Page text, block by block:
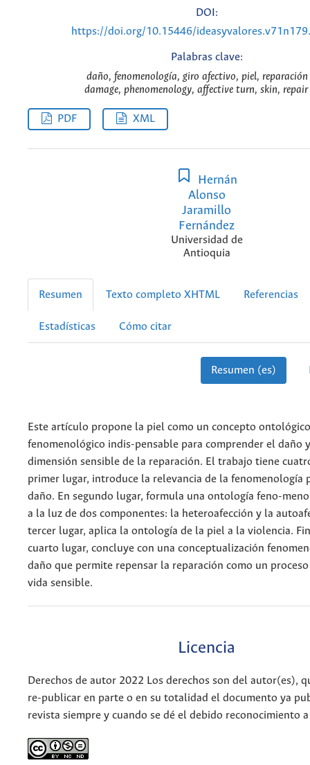
DOI:
https://doi.org/10.15446/
Palabras clave:
daño, fenomenología, giro afectivo, piel, reparación
damage, phenomenology, affective turn, skin,
PDF XML
Hernán
Alonso
Jaramillo
Fernández
Universidad de
Antioquia
Resumen Texto completo XHTML Referencias
Estadísticas Cómo citar
Resumen (es)
Este artículo propone la piel como un concepto
fenomenológico indis-pensable para comprender el daño
dimensión sensible de la reparación. El trabajo tiene
primer lugar, introduce la relevancia de la fenomenología
daño. En segundo lugar, formula una ontología feno-
a la luz de dos componentes: la heteroafección y la
tercer lugar, aplica la ontología de la piel a la violencia.
cuarto lugar, concluye con una conceptualización
daño que permite repensar la reparación como un
vida sensible.
Licencia
Derechos de autor 2022 Los derechos son del autor(es),
re-publicar en parte o en su totalidad el documento ya
revista siempre y cuando se dé el debido reconocimiento